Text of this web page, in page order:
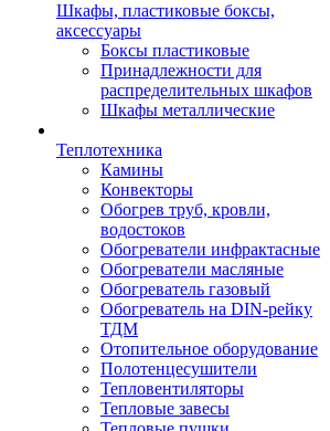
Шкафы, пластиковые боксы,
аксессуары
Боксы пластиковые
Принадлежности для
распределительных шкафов
Шкафы металлические
Теплотехника
Камины
Конвекторы
Обогрев труб, кровли,
водостоков
Обогреватели инфрактасные
Обогреватели масляные
Обогреватель газовый
Обогреватель на DIN-рейку
ТДМ
Отопительное оборудование
Полотенцесушители
Тепловентиляторы
Тепловые завесы